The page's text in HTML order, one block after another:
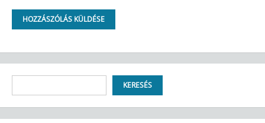
KERESÉS